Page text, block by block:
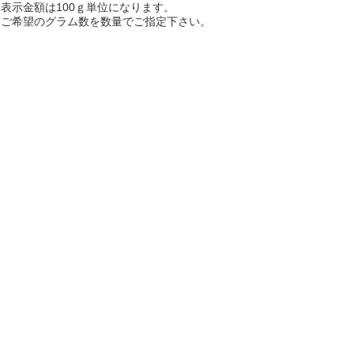
表示金額は100ｇ単位になります。
ご希望のグラム数を数量でご指定下さい。